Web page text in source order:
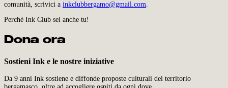
comunità, scrivici a inkclubbergamo@gmail.com.
Perché Ink Club sei anche tu!
Dona ora
Sostieni Ink e le nostre iniziative
Da 9 anni Ink sostiene e diffonde proposte culturali del territorio